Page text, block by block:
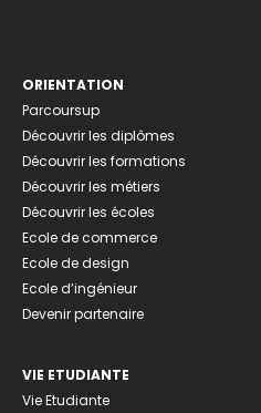
ORIENTATION
Parcoursup
Découvrir les diplômes
Découvrir les formations
Découvrir les métiers
Découvrir les écoles
Ecole de commerce
Ecole de design
Ecole d’ingénieur
Devenir partenaire
VIE ETUDIANTE
Vie Etudiante